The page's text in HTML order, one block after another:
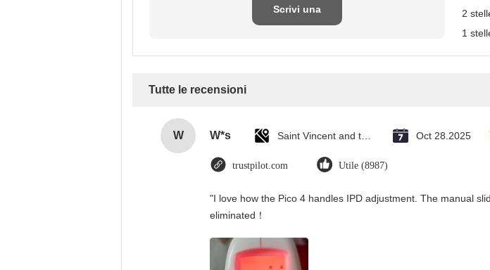
Scrivi una
2
1
Tutte le recensioni
W W*s Oct 28.2025
trustpilot.com Utile (8987)
"I love how the Pico 4 handles IPD adjustment. The manual
eliminated！